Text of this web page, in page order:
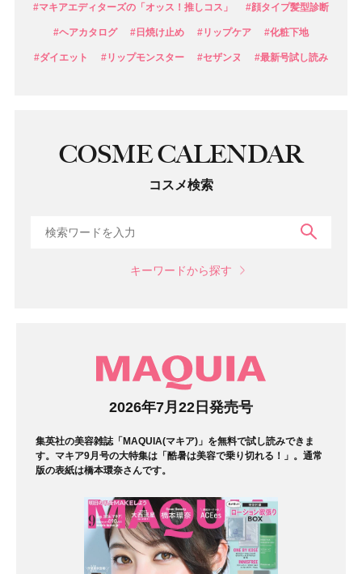
#マキアエディターズの「オッス！推しコス」 #顔タイプ髪型診断
#ヘアカタログ #日焼け止め #リップケア #化粧下地
#ダイエット #リップモンスター #セザンヌ #最新号試し読み
COSME CALENDAR
コスメ検索
キーワードから探す
2026年7月22日発売号
集英社の美容雑誌「MAQUIA(マキア)」を無料で試し読みできま
す。マキア9月号の大特集は「酷暑は美容で乗り切れる！」。通常
版の表紙は橋本環奈さんです。